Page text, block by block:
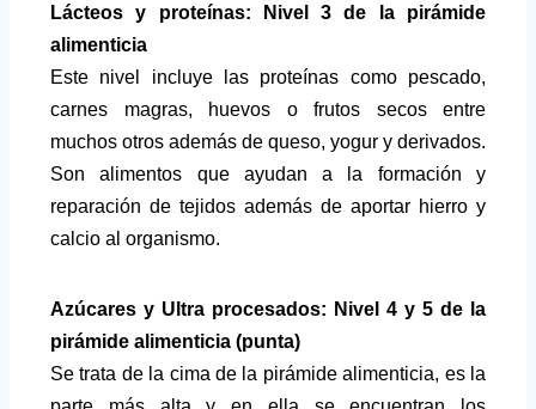
Lácteos y proteínas: Nivel 3 de la pirámide
alimenticia
Este nivel incluye las proteínas como pescado,
carnes magras, huevos o frutos secos entre
muchos otros además de queso, yogur y derivados.
Son alimentos que ayudan a la formación y
reparación de tejidos además de aportar hierro y
calcio al organismo.
Azúcares y Ultra procesados: Nivel 4 y 5 de la
pirámide alimenticia (punta)
Se trata de la cima de la pirámide alimenticia, es la